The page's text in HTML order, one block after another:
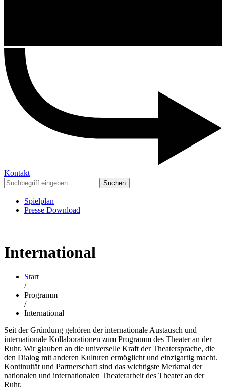
Kontakt
Suchen
Spielplan
Presse Download
International
Start
/
Programm
/
International
Seit der Gründung gehören der internationale Austausch und
internationale Kollaborationen zum Programm des Theater an der
Ruhr. Wir glauben an die universelle Kraft der Theatersprache, die
den Dialog mit anderen Kulturen ermöglicht und einzigartig macht.
Kontinuität und Partnerschaft sind das wichtigste Merkmal der
nationalen und internationalen Theaterarbeit des Theater an der
Ruhr.